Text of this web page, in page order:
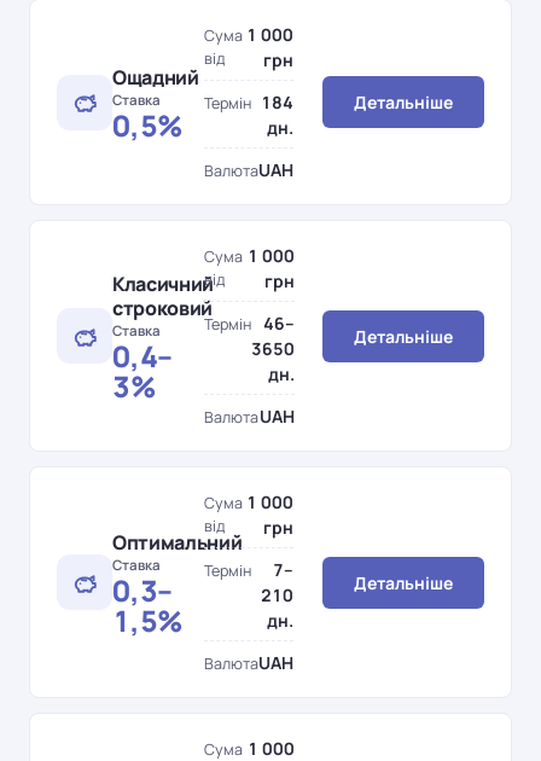
Ощадний
Ставка
0,5%
Сума
від
1 000
грн
Термін 184
дн.
ВалютаUAH
Детальніше
Класичний
строковий
Ставка
0,4–
3%
Сума
від
1 000
грн
Термін
46–
3650
дн.
ВалютаUAH
Детальніше
Оптимальний
Ставка
0,3–
1,5%
Сума
від
1 000
грн
Термін
7–
210
дн.
ВалютаUAH
Детальніше
Сума 1 000